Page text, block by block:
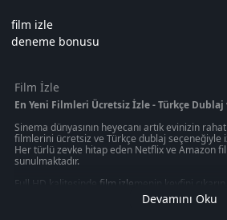
film izle
deneme bonusu
Film İzle
En Yeni Filmleri Ücretsiz İzle - Türkçe
Sinema dünyasının heyecanı artık evinizin
filmlerini ücretsiz ve Türkçe dublaj seçeneğiyle
Her türlü zevke hitap eden Netflix ve Amazon
sunulmaktadır.
Full HD kalitesinde film izle menin keyfini
gerilim dolu anların içine çekerken, macera
götürecek. Korku filmleri, heyecan dolu anlar
Devamını Oku